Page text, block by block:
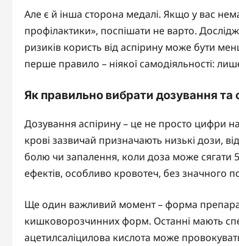
Але є й інша сторона медалі. Якщо у вас
профілактики», поспішати не варто.
ризиків користь від аспірину може бути
перше правило – ніякої самодіяльності:
Як правильно вибрати дозування та
Дозування аспірину – це не просто цифри
крові зазвичай призначають низькі дози,
болю чи запалення, коли доза може сягати
ефектів, особливо кровотеч, без значного
Ще один важливий момент – форма
кишковорозчинних форм. Останні мають
ацетилсаліцилова кислота може